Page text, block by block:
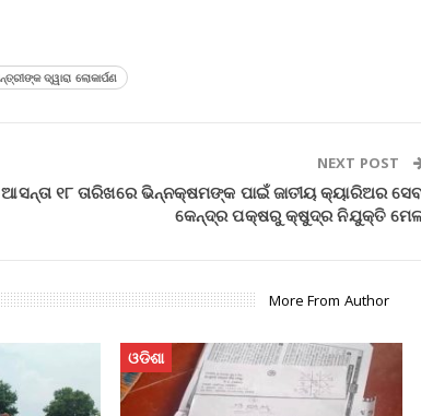
ଦ୍ୱାରା ଲୋକାର୍ପଣ
NEXT POST
ଆସନ୍ତା ୧୮ ତାରିଖରେ ଭିନ୍ନକ୍ଷମଙ୍କ ପାଇଁ ଜାତୀୟ କ୍ୟାରିଅର
କେନ୍ଦ୍ର ପକ୍ଷରୁ କ୍ଷୁଦ୍ର ନିଯୁକ୍ତି
More From Author
ଓଡିଶା